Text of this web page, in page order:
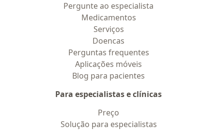
Pergunte ao especialista
Medicamentos
Serviços
Doencas
Perguntas frequentes
Aplicações móveis
Blog para pacientes
Para especialistas e clínicas
Preço
Solução para especialistas